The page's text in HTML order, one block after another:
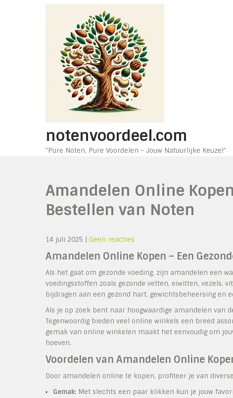
notenvoordeel.com
"Pure Noten, Pure Voordelen – Jouw Natuurlijke Keuze!"
Amandelen Online
Bestellen van Noten
14 juli 2025 | Geen reacties
Amandelen Online Kopen – Een
Als het gaat om gezonde voeding, zijn amandelen een
voedingsstoffen zoals gezonde vetten, eiwitten, vezels,
bijdragen aan een gezond hart, gewichtsbeheersing en
Als je op zoek bent naar hoogwaardige amandelen van
Tegenwoordig bieden veel online winkels een breed
gemak van online winkelen maakt het eenvoudig om
hoeven.
Voordelen van Amandelen Online
Door amandelen online te kopen, profiteer je van
Gemak: Met slechts een paar klikken kun je jouw